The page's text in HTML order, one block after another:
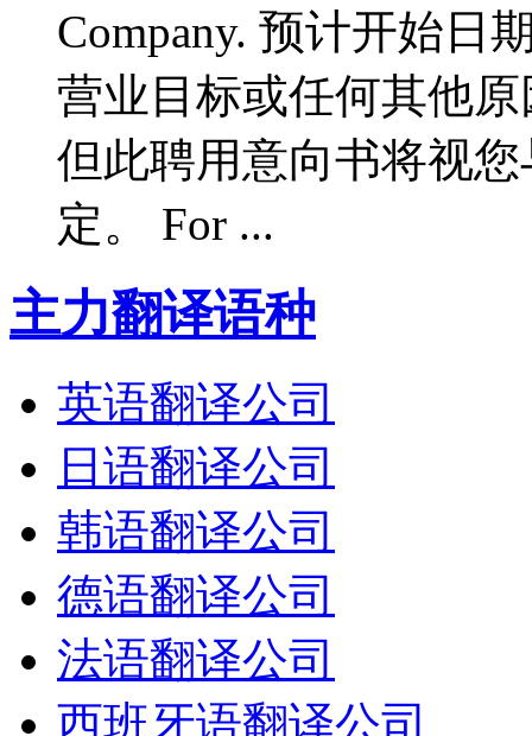
Company. 预计开始日
营业目标或任何其他
但此聘用意向书将视
定。 For ...
主力翻译语种
英语翻译公司
日语翻译公司
韩语翻译公司
德语翻译公司
法语翻译公司
西班牙语翻译公司